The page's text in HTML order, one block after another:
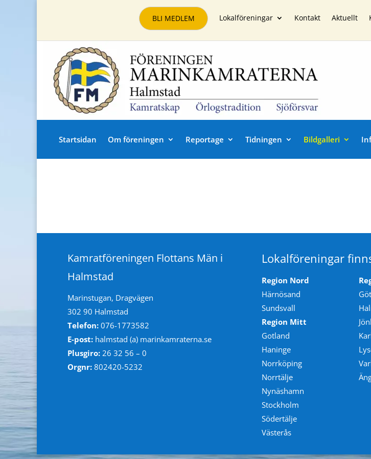
BLI MEDLEM Lokalföreningar Kontakt Aktuellt
Startsidan Om föreningen Reportage Tidningen Bildgalleri
Kamratföreningen Flottans Män i
Halmstad
Marinstugan, Dragvägen
302 90 Halmstad
Telefon: 076-1773582
E-post: halmstad (a) marinkamraterna.se
Plusgiro: 26 32 56 – 0
Orgnr: 802420-5232
Lokalföreningar
Region Nord
Härnösand
Sundsvall
Region Mitt
Gotland
Haninge
Norrköping
Norrtälje
Nynäshamn
Stockholm
Södertälje
Västerås